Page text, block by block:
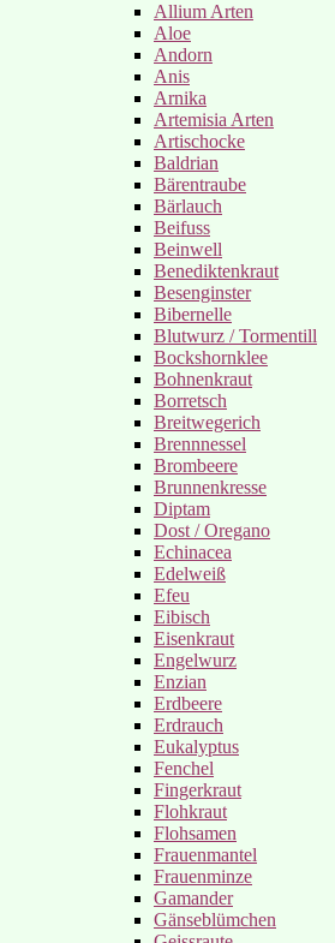
Allium Arten
Aloe
Andorn
Anis
Arnika
Artemisia Arten
Artischocke
Baldrian
Bärentraube
Bärlauch
Beifuss
Beinwell
Benediktenkraut
Besenginster
Bibernelle
Blutwurz / Tormentill
Bockshornklee
Bohnenkraut
Borretsch
Breitwegerich
Brennnessel
Brombeere
Brunnenkresse
Diptam
Dost / Oregano
Echinacea
Edelweiß
Efeu
Eibisch
Eisenkraut
Engelwurz
Enzian
Erdbeere
Erdrauch
Eukalyptus
Fenchel
Fingerkraut
Flohkraut
Flohsamen
Frauenmantel
Frauenminze
Gamander
Gänseblümchen